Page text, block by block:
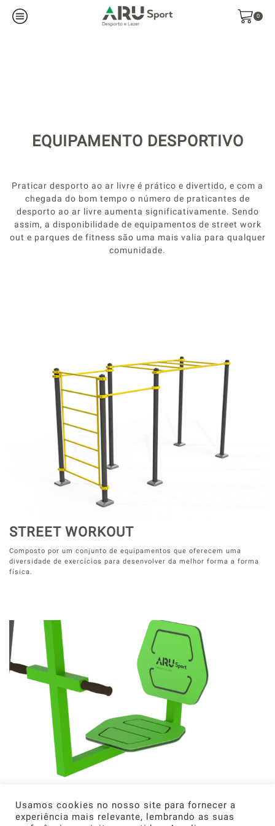
0
EQUIPAMENTO DESPORTIVO
Praticar desporto ao ar livre é prático e divertido, e com a
chegada do bom tempo o número de praticantes de
desporto ao ar livre aumenta significativamente. Sendo
assim, a disponibilidade de equipamentos de street work
out e parques de fitness são uma mais valia para qualquer
comunidade.
STREET WORKOUT
Composto por um conjunto de equipamentos que oferecem uma
diversidade de exercícios para desenvolver da melhor forma a forma
física.
PARQUES DE FITNESS
Os Parques de Fitness têm como objetivo melhorar a saúde das
Usamos cookies no nosso site para fornecer a
experiência mais relevante, lembrando as suas